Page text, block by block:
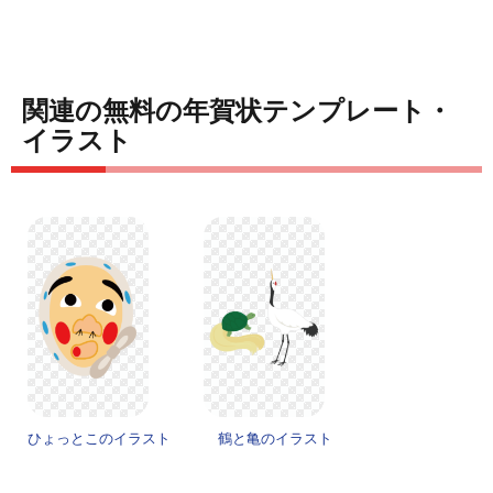
関連の無料の年賀状テンプレート・
イラスト
ひょっとこのイラスト 鶴と亀のイラスト